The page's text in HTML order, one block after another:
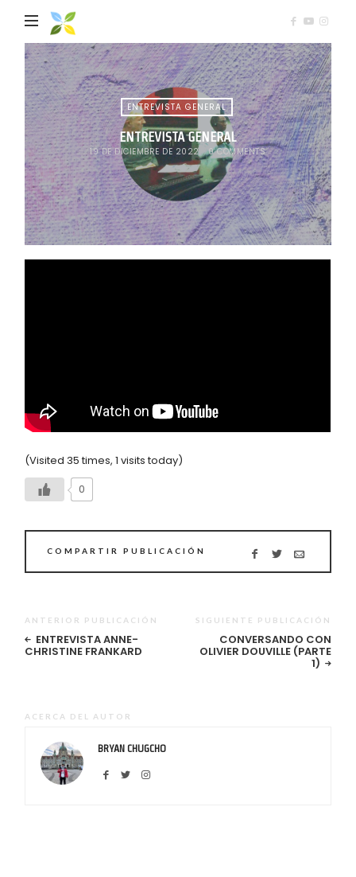
Mediación
Comunitaria
ENTREVISTA GENERAL
ENTREVISTA GENERAL
19 DE DICIEMBRE DE 2022 0 COMMENTS
(Visited 35 times, 1 visits today)
0
COMPARTIR PUBLICACIÓN
ANTERIOR PUBLICACIÓN
ENTREVISTA ANNE-
CHRISTINE FRANKARD
SIGUIENTE PUBLICACIÓN
CONVERSANDO CON
OLIVIER DOUVILLE (PARTE
1)
ACERCA DEL AUTOR
BRYAN CHUGCHO